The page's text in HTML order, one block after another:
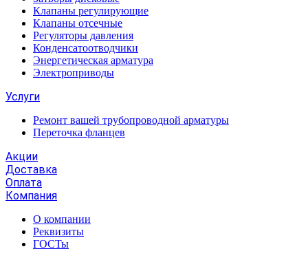
Клапаны регулирующие
Клапаны отсечные
Регуляторы давления
Конденсатоотводчики
Энергетическая арматура
Электроприводы
Услуги
Ремонт вашей трубопроводной арматуры
Переточка фланцев
Акции
Доставка
Оплата
Компания
О компании
Реквизиты
ГОСТы